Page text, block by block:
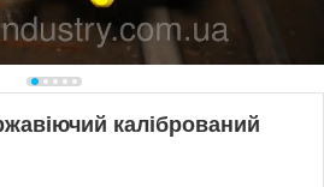
калібрований